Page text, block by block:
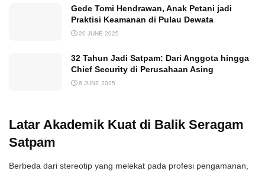
Gede Tomi Hendrawan, Anak Petani jadi
Praktisi Keamanan di Pulau Dewata
20 JUNE 2025
32 Tahun Jadi Satpam: Dari Anggota hingga
Chief Security di Perusahaan Asing
6 JUNE 2025
Latar Akademik Kuat di Balik Seragam
Satpam
Berbeda dari stereotip yang melekat pada profesi pengamanan,